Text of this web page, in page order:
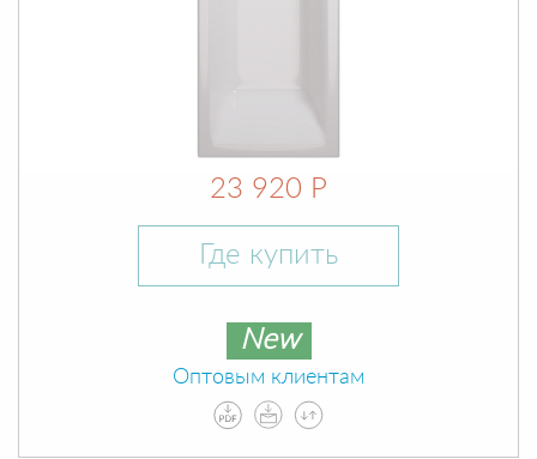
23 920 Р
Где купить
New
Оптовым клиентам